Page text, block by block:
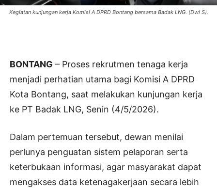
Kegiatan kunjungan kerja Komisi A DPRD Bontang bersama Badak LNG. (Dwi S).
BONTANG – Proses rekrutmen tenaga kerja
menjadi perhatian utama bagi Komisi A DPRD
Kota Bontang, saat melakukan kunjungan kerja
ke PT Badak LNG, Senin (4/5/2026).
Dalam pertemuan tersebut, dewan menilai
perlunya penguatan sistem pelaporan serta
keterbukaan informasi, agar masyarakat dapat
mengakses data ketenagakerjaan secara lebih